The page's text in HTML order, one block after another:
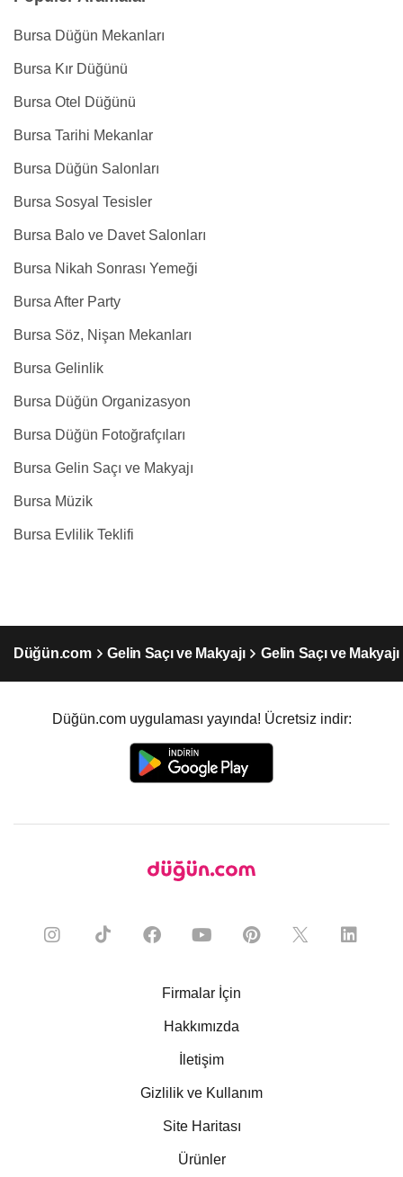
Bursa Düğün Mekanları
Bursa Kır Düğünü
Bursa Otel Düğünü
Bursa Tarihi Mekanlar
Bursa Düğün Salonları
Bursa Sosyal Tesisler
Bursa Balo ve Davet Salonları
Bursa Nikah Sonrası Yemeği
Bursa After Party
Bursa Söz, Nişan Mekanları
Bursa Gelinlik
Bursa Düğün Organizasyon
Bursa Düğün Fotoğrafçıları
Bursa Gelin Saçı ve Makyajı
Bursa Müzik
Bursa Evlilik Teklifi
Düğün.com Gelin Saçı ve Makyajı Gelin Saçı ve
Düğün.com uygulaması yayında! Ücretsiz indir:
Firmalar İçin
Hakkımızda
İletişim
Gizlilik ve Kullanım
Site Haritası
Ürünler